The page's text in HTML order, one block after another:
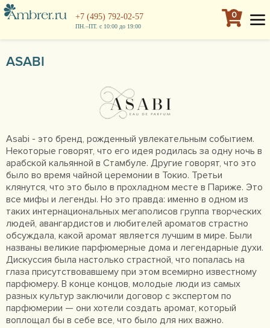
+7 (495) 792-02-57
ПН.–ПТ. с 10:00 до 19:00
0
ASABI
Asabi - это бренд, рожденный увлекательным событием.
Некоторые говорят, что его идея родилась за одну ночь в
арабской кальянной в Стамбуле. Другие говорят, что это
было во время чайной церемонии в Токио. Третьи
клянутся, что это было в прохладном месте в Париже. Это
все мифы и легенды. Но это правда: именно в одном из
таких интернациональных мегаполисов группа творческих
людей, авангардистов и любителей ароматов страстно
обсуждала, какой аромат является лучшим в мире. Были
названы великие парфюмерные дома и легендарные духи.
Дискуссия была настолько страстной, что попалась на
глаза присутствовавшему при этом всемирно известному
парфюмеру. В конце концов, молодые люди из самых
разных культур заключили договор с экспертом по
парфюмерии — они хотели создать аромат, который
воплощал бы в себе все, что было для них важно.